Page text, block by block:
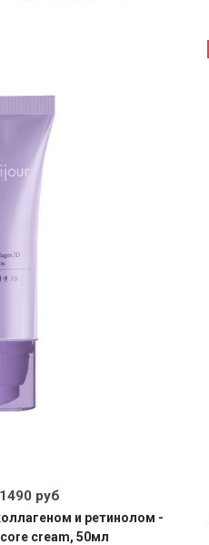
1490 руб
и ретинолом -
cream, 50мл